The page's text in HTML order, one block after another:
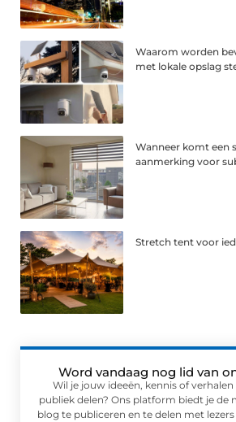
Waarom worden
met lokale opslag
Wanneer komt een
aanmerking voor
Stretch tent voor
Word vandaag nog lid van
Wil je jouw ideeën, kennis of
publiek delen? Ons platform biedt je de
blog te publiceren en te delen met